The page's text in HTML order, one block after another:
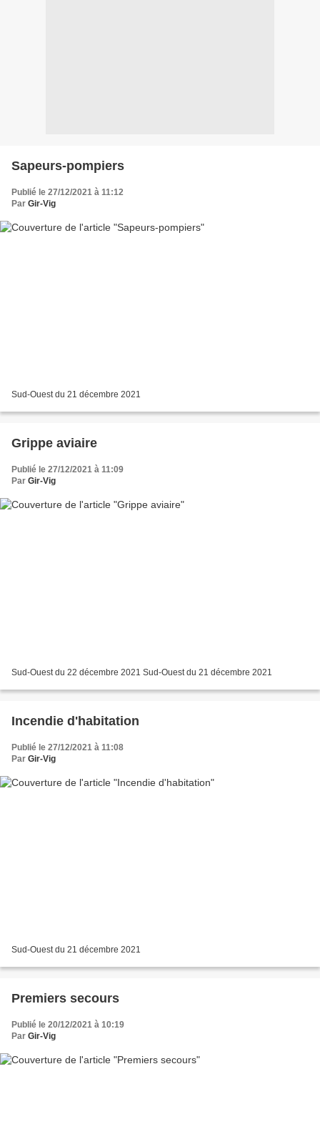
Sapeurs-pompiers
Publié le 27/12/2021 à 11:12
Par Gir-Vig
Sud-Ouest du 21 décembre 2021
Grippe aviaire
Publié le 27/12/2021 à 11:09
Par Gir-Vig
Sud-Ouest du 22 décembre 2021 Sud-Ouest du 21 décembre 2021
Incendie d'habitation
Publié le 27/12/2021 à 11:08
Par Gir-Vig
Sud-Ouest du 21 décembre 2021
Premiers secours
Publié le 20/12/2021 à 10:19
Par Gir-Vig